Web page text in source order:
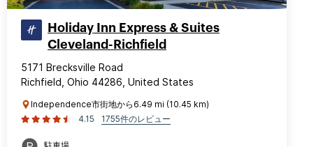
Holiday Inn Express & Suites
Cleveland-Richfield
5171 Brecksville Road
Richfield, Ohio 44286, United States
Independence市街地から6.49 mi (10.45 km)
4.15
1755件のレビュー